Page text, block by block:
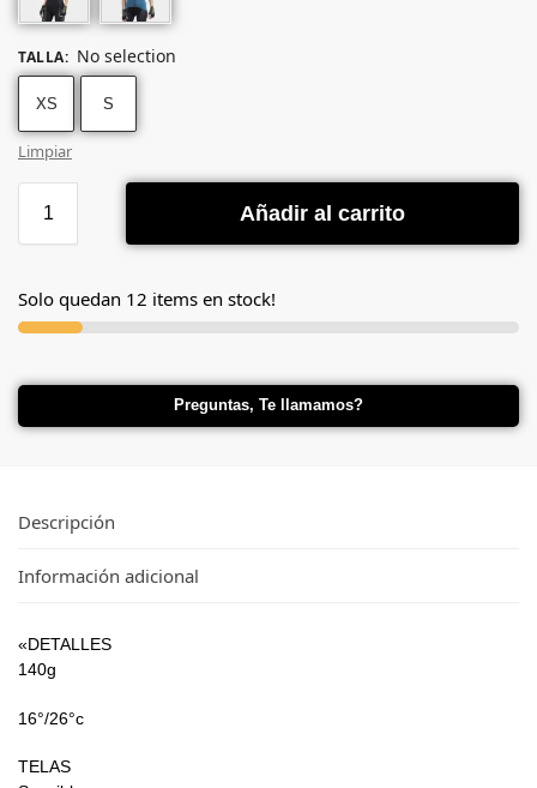
TALLA: No selection
XS S
Limpiar
Añadir al carrito
Solo quedan 12 items en stock!
Preguntas, Te llamamos?
Descripción
Información adicional
«DETALLES
140g
16°/26°c
TELAS